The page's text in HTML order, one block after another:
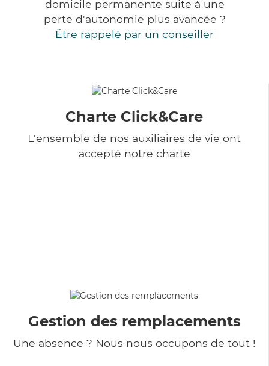
domicile permanente suite à une
perte d'autonomie plus avancée ?
Être rappelé par un conseiller
Charte Click&Care
L'ensemble de nos auxiliaires de vie ont
accepté notre charte
Gestion des remplacements
Une absence ? Nous nous occupons de tout !